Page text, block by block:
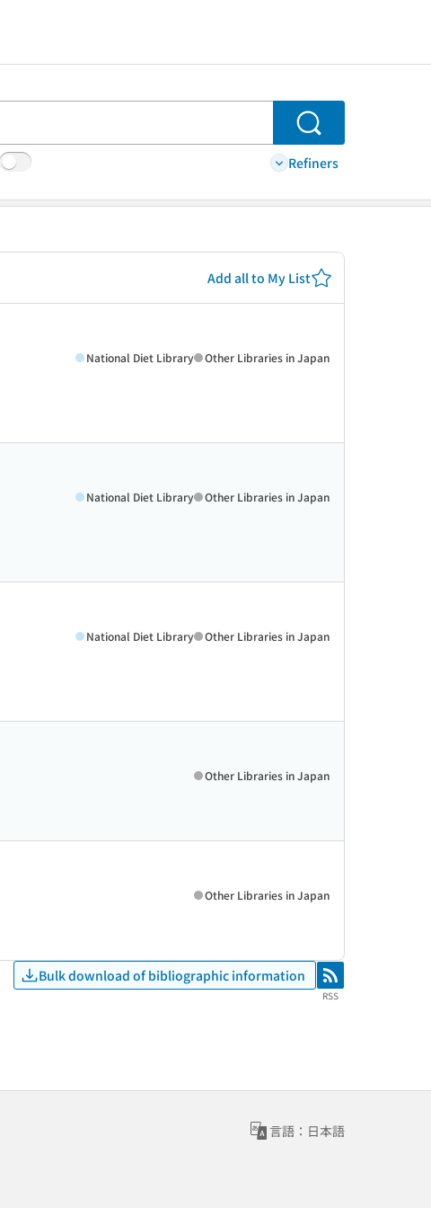
Search
Refiners
Add all to My List
National Diet Library Other Libraries in Japan
National Diet Library Other Libraries in Japan
National Diet Library Other Libraries in Japan
Other Libraries in Japan
Other Libraries in Japan
Bulk download of bibliographic information RSS
RSS
言語：日本語